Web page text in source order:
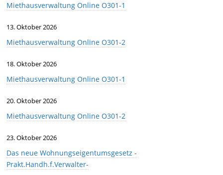
Miethausverwaltung Online O301-1
13. Oktober 2026
Miethausverwaltung Online O301-2
18. Oktober 2026
Miethausverwaltung Online O301-1
20. Oktober 2026
Miethausverwaltung Online O301-2
23. Oktober 2026
Das neue Wohnungseigentumsgesetz -
Prakt.Handh.f.Verwalter-